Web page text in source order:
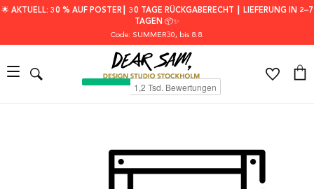
🌟 AKTUELL: 30 % AUF POSTER┃ 30 TAGE RÜCKGABERECHT ┃ LIEFERUNG IN 2–7
TAGEN 📦✨
Code: SUMMER30, bis 8.8.